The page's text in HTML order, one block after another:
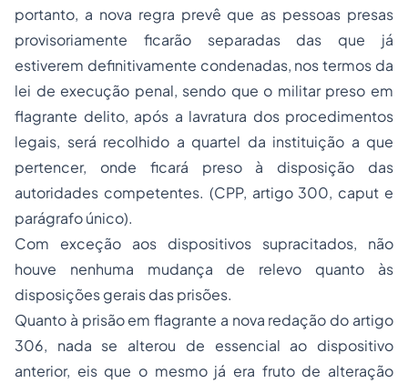
portanto, a nova regra prevê que as pessoas presas
provisoriamente ficarão separadas das que já
estiverem definitivamente condenadas, nos termos da
lei de execução penal, sendo que o militar preso em
flagrante delito, após a lavratura dos procedimentos
legais, será recolhido a quartel da instituição a que
pertencer, onde ficará preso à disposição das
autoridades competentes. (CPP, artigo 300, caput e
parágrafo único).
Com exceção aos dispositivos supracitados, não
houve nenhuma mudança de relevo quanto às
disposições gerais das prisões.
Quanto à prisão em flagrante a nova redação do artigo
306, nada se alterou de essencial ao dispositivo
anterior, eis que o mesmo já era fruto de alteração